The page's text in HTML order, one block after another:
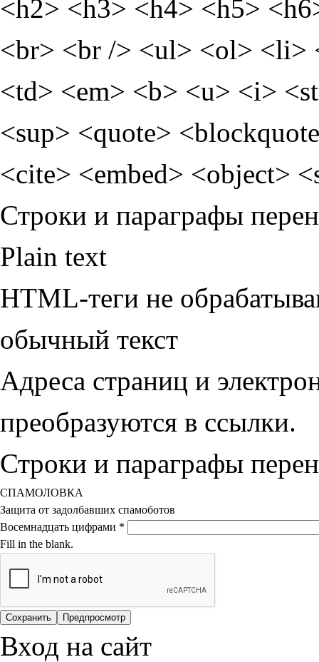
<h2> <h3> <h4> <h5> <h6>
<br> <br /> <ul> <ol> <li>
<td> <em> <b> <u> <i> <strong> <font> <del> <ins> <sub>
<sup> <quote> <blockquote> <pre> <address>
<cite> <embed> <object>
Строки и параграфы
Plain text
HTML-теги не
обычный текст
Адреса страниц и
преобразуются в ссылки.
Строки и параграфы
СПАМОЛОВКА
Защита от задолбавших спамоботов
Восемнадцать цифрами *
Fill in the blank.
Вход на сайт